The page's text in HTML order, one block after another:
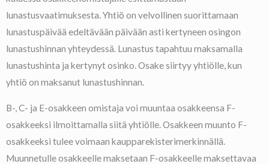
lunastusvaatimuksesta. Yhtiö on velvollinen suorittamaan
lunastuspäivää edeltävään päivään asti kertyneen osingon
lunastushinnan yhteydessä. Lunastus tapahtuu maksamalla
lunastushinta ja kertynyt osinko. Osake siirtyy yhtiölle, kun
yhtiö on maksanut lunastushinnan.
B-, C- ja E-osakkeen omistaja voi muuntaa osakkeensa F-
osakkeeksi ilmoittamalla siitä yhtiölle. Osakkeen muunto F-
osakkeeksi tulee voimaan kaupparekisterimerkinnällä.
Muunnetulle osakkeelle maksetaan F-osakkeelle maksettavaa